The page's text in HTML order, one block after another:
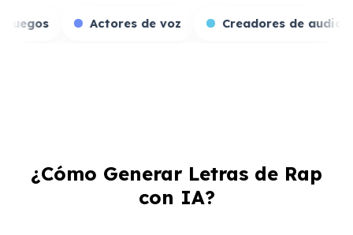
Streamers de juegos Actores de voz
¿Cómo Generar Letras de Rap
con IA?